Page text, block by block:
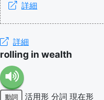
詳細
詳細
rolling in wealth
動詞 活用形 分詞 現在形